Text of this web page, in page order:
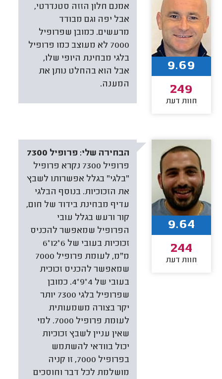
אמנם חלון הזזה סטנדרטי,
אבל יפה וגם מבודד
מרעשים. כמובן שפרופיל
7000 לא מעוצב כמו פרופיל
בלגי מבחינת היופי שלו,
אבל הוא בהחלט נותן את
המענה.
9.69
249
חוות דעת
הבחירה שלי: פרופיל 7300
פרופיל 7300 נקרא פרופיל
"בלגי" בגלל אפשרותו לשבץ
את הזכוכיות. בנוסף הבלגי
עדיף מבחינת בידוד של חום,
קור ורעש בגלל עובי
הפרופיל שמאפשר להכניס
זכוכיות בעובי של 6*12*6
מ"מ, לעומת פרופיל 7000
שמאפשר להכניס זכוכית
בעובי של 4*9*4. כמובן
שפרופיל בלגי 7300 יותר
יקר בצורה משמעותית
לעומת פרופיל 7000. למי
שאין עניין לשבץ זכוכיות
יכול בוודאי להשתמש
בפרופיל 7000, זו קניה
מושלמת לכל דבר וחוסכים
9.64
244
חוות דעת